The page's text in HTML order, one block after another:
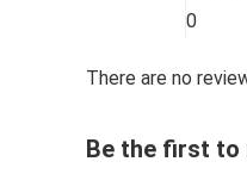
0
There are no
Be the first to